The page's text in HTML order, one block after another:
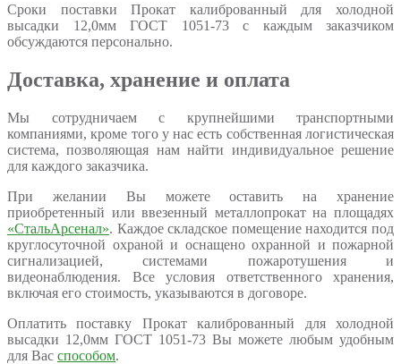
Сроки поставки Прокат калиброванный для холодной
высадки 12,0мм ГОСТ 1051-73 с каждым заказчиком
обсуждаются персонально.
Доставка, хранение и оплата
Мы сотрудничаем с крупнейшими транспортными
компаниями, кроме того у нас есть собственная логистическая
система, позволяющая нам найти индивидуальное решение
для каждого заказчика.
При желании Вы можете оставить на хранение
приобретенный или ввезенный металлопрокат на площадях
«СтальАрсенал». Каждое складское помещение находится под
круглосуточной охраной и оснащено охранной и пожарной
сигнализацией, системами пожаротушения и
видеонаблюдения. Все условия ответственного хранения,
включая его стоимость, указываются в договоре.
Оплатить поставку Прокат калиброванный для холодной
высадки 12,0мм ГОСТ 1051-73 Вы можете любым удобным
для Вас способом.